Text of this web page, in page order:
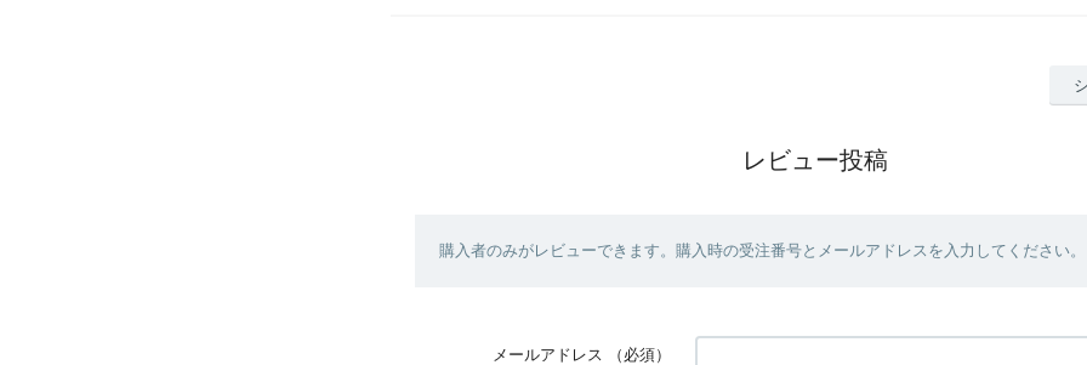
レビュー投稿
購入者のみがレビューできます。購入時の受注番号とメールアドレスを入力してください。
メールアドレス （必須）